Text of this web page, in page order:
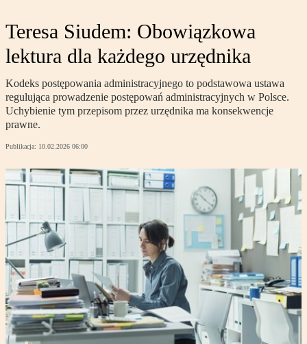
Teresa Siudem: Obowiązkowa
lektura dla każdego urzędnika
Kodeks postępowania administracyjnego to podstawowa ustawa
regulująca prowadzenie postępowań administracyjnych w Polsce.
Uchybienie tym przepisom przez urzędnika ma konsekwencje
prawne.
Publikacja: 10.02.2026 06:00